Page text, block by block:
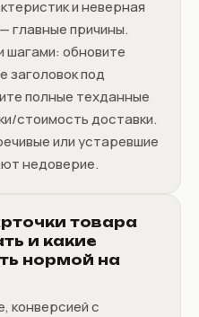
и неверная
главные причины.
шагами: обновите
заголовок под
полные техданные
стоимость доставки.
или устаревшие
недоверие.
товара
и какие
нормой на
конверсией с